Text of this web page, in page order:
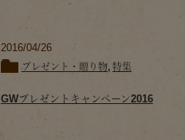
2016/04/26
プレゼント・贈り物, 特集
GWプレゼントキャンペーン2016